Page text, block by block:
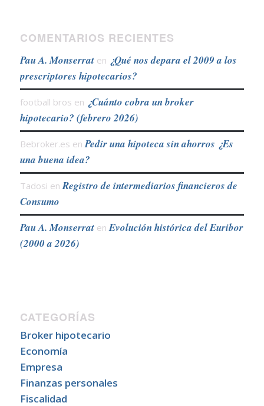
COMENTARIOS RECIENTES
Pau A. Monserraten ¿Qué nos depara el 2009 a los
prescriptores hipotecarios?
football bros en ¿Cuánto cobra un broker
hipotecario? (febrero 2026)
Bebroker.es en Pedir una hipoteca sin ahorros ¿Es
una buena idea?
Tadosi en Registro de intermediarios financieros de
Consumo
Pau A. Monserraten Evolución histórica del Euribor
(2000 a 2026)
CATEGORÍAS
Broker hipotecario
Economía
Empresa
Finanzas personales
Fiscalidad